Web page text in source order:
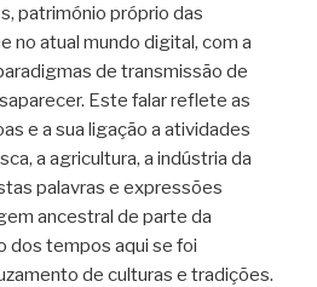
património próprio das
no atual mundo digital, com a
de transmissão de
Este falar reflete as
e a sua ligação a atividades
a agricultura, a indústria da
palavras e expressões
ancestral de parte da
dos tempos aqui se foi
de culturas e tradições.